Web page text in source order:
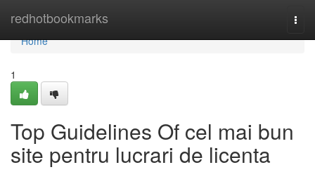
redhotbookmarks
Home
Home
1
Top Guidelines Of cel mai bun
site pentru lucrari de licenta